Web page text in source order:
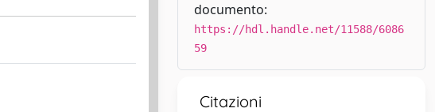
documento:
https://hdl.handle.net/11588/6086
59
Citazioni